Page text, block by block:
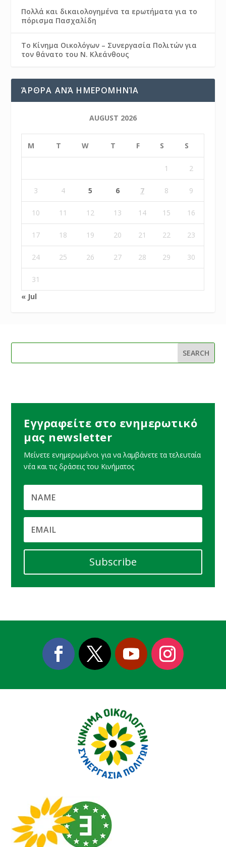
Πολλά και δικαιολογημένα τα ερωτήματα για το
πόρισμα Πασχαλίδη
Το Κίνημα Οικολόγων – Συνεργασία Πολιτών για
τον θάνατο του Ν. Κλεάνθους
ΆΡΘΡΑ ΑΝΆ ΗΜΕΡΟΜΗΝΊΑ
AUGUST 2026
M T W T F S S
1 2
3 4 5 6 7 8 9
10 11 12 13 14 15 16
17 18 19 20 21 22 23
24 25 26 27 28 29 30
31
« Jul
Εγγραφείτε στο ενημερωτικό
μας newsletter
Μείνετε ενημερωμένοι για να λαμβάνετε τα τελευταία
νέα και τις δράσεις του Κινήματος
Subscribe